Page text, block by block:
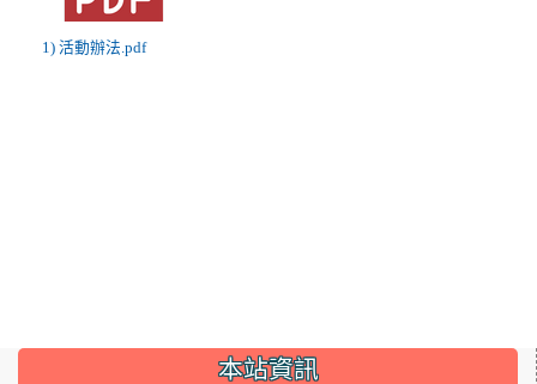
1) 活動辦法.pdf
::: 本站資訊